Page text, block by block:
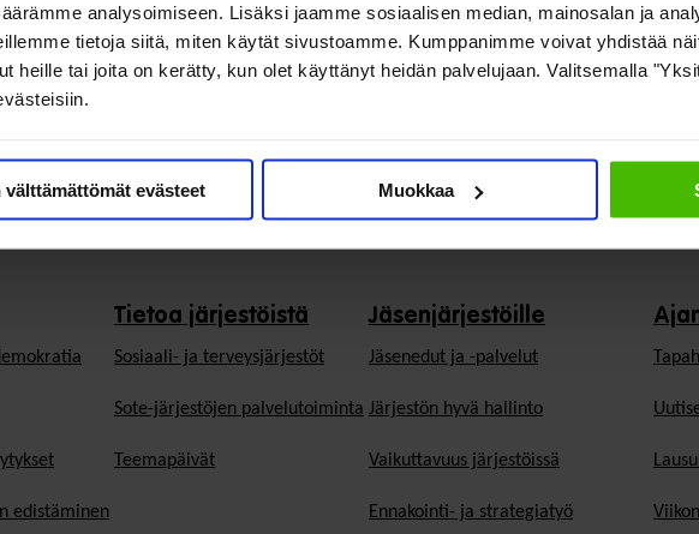
analysoimiseen. Lisäksi jaamme sosiaalisen median, mainosalan ja
tietoja siitä, miten käytät sivustoamme. Kumppanimme voivat yhdistää
heille tai joita on kerätty, kun olet käyttänyt heidän palvelujaan. Valitsemalla
välttämättömät evästeet Muokkaa
ry
edistäminen
Tietoa järjestöistä
Sosiaali- ja terveysjärjestöt
Sote-järjestöjen palvelutoiminta
Teemapäivät
Jäsenjärjestöille
Jäsen­edut ja -palvelut
Järjestön hyvä hallinto
Vaikuttavuus järjestöissä
Ennakointi- ja strategiatyö